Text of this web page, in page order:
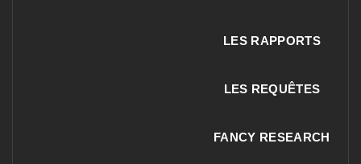
LES RAPPORTS
LES REQUÊTES
FANCY RESEARCH